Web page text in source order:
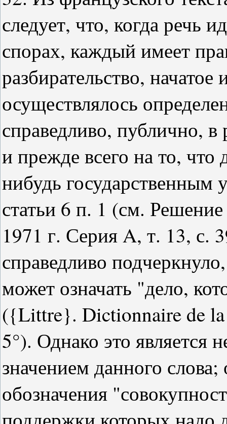
следует, что, когда речь
спорах, каждый имеет
разбирательство,
осуществлялось
справедливо, публично,
и прежде всего на то, что
нибудь государственным
статьи 6 п. 1 (см.
1971 г. Серия A, т. 13, с.
справедливо
может означать "дело,
({Littre}. Dictionnaire de
5°). Однако это
значением данного
обозначения